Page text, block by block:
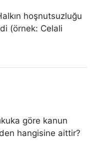
hoşnutsuzluğu
(örnek: Celali
göre kanun
hangisine aittir?